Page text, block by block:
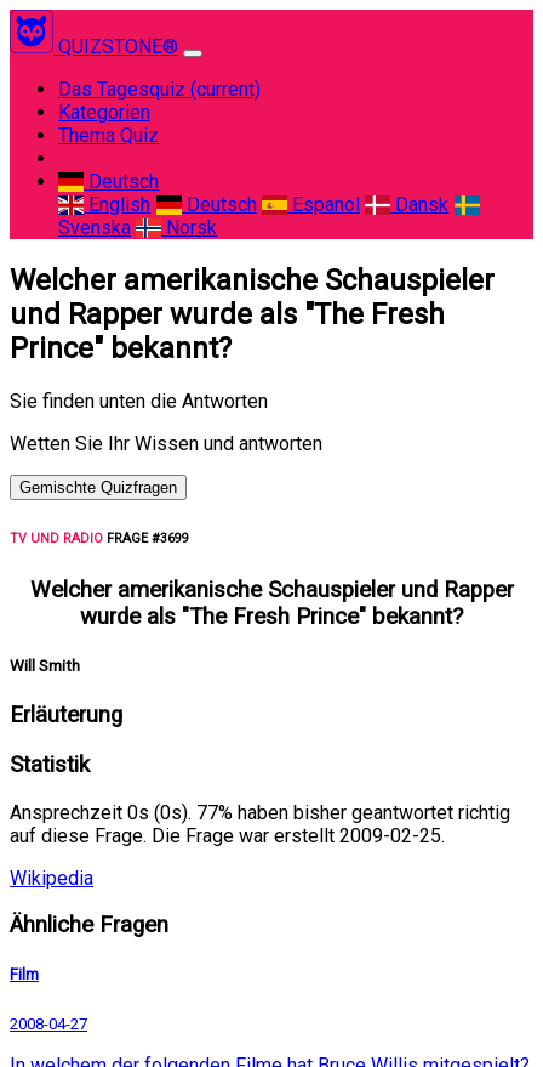
QUIZSTONE®
Das Tagesquiz (current)
Kategorien
Thema Quiz
Deutsch
English
Deutsch Espanol
Dansk
Svenska
Norsk
Welcher amerikanische Schauspieler
und Rapper wurde als "The Fresh
Prince" bekannt?
Sie finden unten die Antworten
Wetten Sie Ihr Wissen und antworten
Gemischte Quizfragen
TV UND RADIO FRAGE #3699
Welcher amerikanische Schauspieler und Rapper
wurde als "The Fresh Prince" bekannt?
Will Smith
Erläuterung
Statistik
Ansprechzeit 0s (0s). 77% haben bisher geantwortet richtig
auf diese Frage. Die Frage war erstellt 2009-02-25.
Wikipedia
Ähnliche Fragen
Film
2008-04-27